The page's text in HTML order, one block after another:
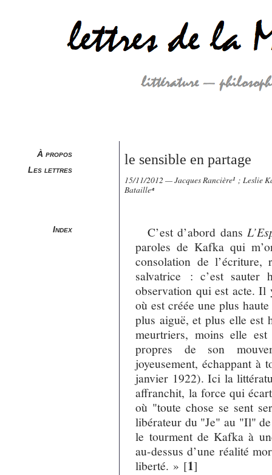
À propos
Les lettres
Index
le sensible en partage
15/11/2012 — Jacques Rancière¹ ; Leslie
Bataille⁴
C’est d’abord dans
paroles de Kafka qui
consolation de l’écriture,
salvatrice : c’est sauter
observation qui est acte. Il
où est créée une plus
plus aiguë, et plus elle est
meurtriers, moins elle
propres de son
joyeusement, échappant
janvier 1922). Ici la
affranchit, la force qui
où "toute chose se sent
libérateur du "Je" au "Il"
le tourment de Kafka à
au-dessus d’une réalité
liberté. » [1]